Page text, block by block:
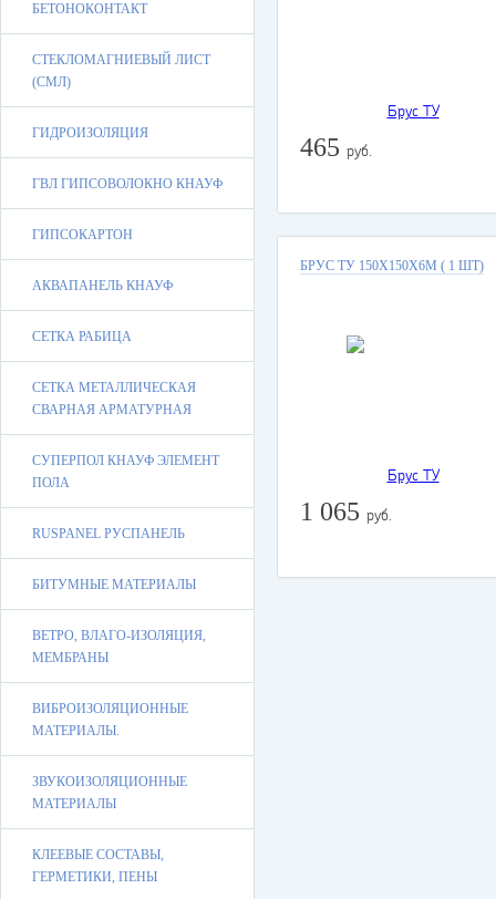
БЕТОНОКОНТАКТ
СТЕКЛОМАГНИЕВЫЙ ЛИСТ
(СМЛ)
ГИДРОИЗОЛЯЦИЯ
ГВЛ ГИПСОВОЛОКНО КНАУФ
ГИПСОКАРТОН
АКВАПАНЕЛЬ КНАУФ
СЕТКА РАБИЦА
СЕТКА МЕТАЛЛИЧЕСКАЯ
СВАРНАЯ АРМАТУРНАЯ
СУПЕРПОЛ КНАУФ ЭЛЕМЕНТ
ПОЛА
RUSPANEL РУСПАНЕЛЬ
БИТУМНЫЕ МАТЕРИАЛЫ
ВЕТРО, ВЛАГО-ИЗОЛЯЦИЯ,
МЕМБРАНЫ
ВИБРОИЗОЛЯЦИОННЫЕ
МАТЕРИАЛЫ.
ЗВУКОИЗОЛЯЦИОННЫЕ
МАТЕРИАЛЫ
КЛЕЕВЫЕ СОСТАВЫ,
ГЕРМЕТИКИ, ПЕНЫ
465 руб.
БРУС ТУ 150Х150Х6М ( 1 ШТ)
1 065 руб.